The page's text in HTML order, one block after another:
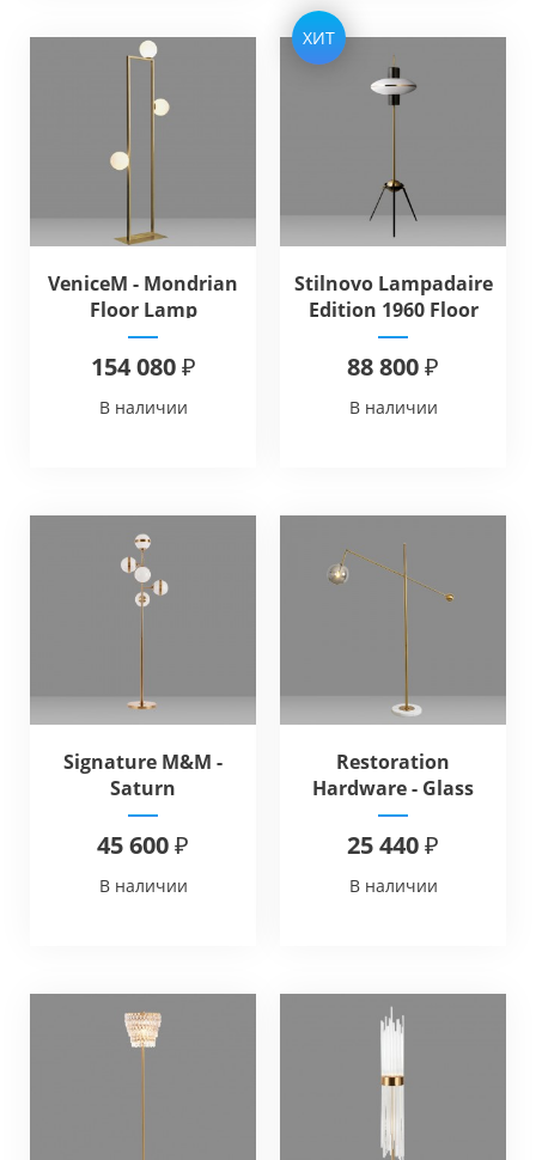
VeniceM - Mondrian
Floor Lamp
154 080 ₽
В наличии
ХИТ
Stilnovo Lampadaire
Edition 1960 Floor
88 800 ₽
В наличии
Signature M&M -
Saturn
45 600 ₽
В наличии
Restoration
Hardware - Glass
Globe Mobile Lever
Floor Lamp
25 440 ₽
В наличии